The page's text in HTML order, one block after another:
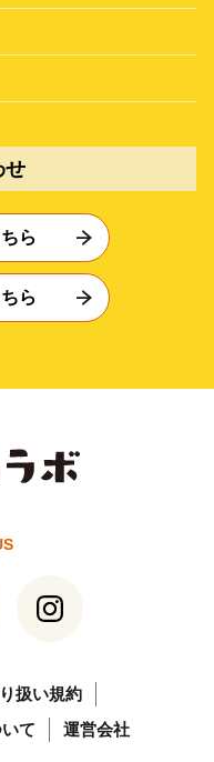
せ
ら
ら
扱い規約
て
運営会社